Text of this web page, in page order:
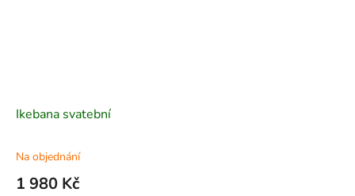
Ikebana svatební
Na objednání
1 980 Kč